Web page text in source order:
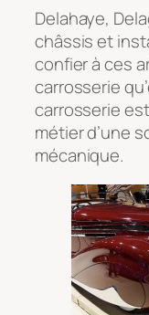
Delahaye,
châssis et
confier à ces
carrosserie
carrosserie
métier d’une
mécanique.